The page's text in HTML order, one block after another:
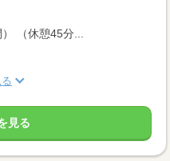
（休憩45分...
見る